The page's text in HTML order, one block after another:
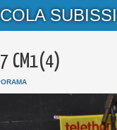
SUBISSI
CM1(4)